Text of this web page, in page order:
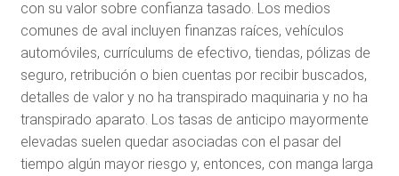
con su valor sobre confianza tasado. Los medios
comunes de aval incluyen finanzas raíces, vehículos
automóviles, currículums de efectivo, tiendas, pólizas de
seguro, retribución o bien cuentas por recibir buscados,
detalles de valor y no ha transpirado maquinaria y no ha
transpirado aparato. Los tasas de anticipo mayormente
elevadas suelen quedar asociadas con el pasar del
tiempo algún mayor riesgo y, entonces, con manga larga